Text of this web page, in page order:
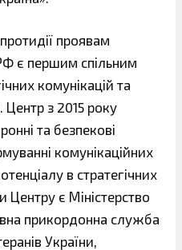
проявам
є першим спільним
комунікацій та
з 2015 року
та безпекові
комунікаційних
в стратегічних
Центру є Міністерство
прикордонна служба
України,